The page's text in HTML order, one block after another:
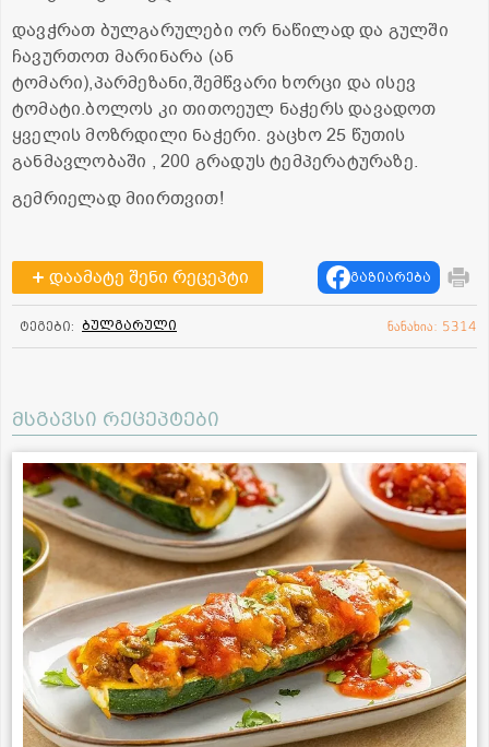
დავჭრათ ბულგარულები ორ ნაწილად და გულში
ჩავურთოთ მარინარა (ან
ტომარი),პარმეზანი,შემწვარი ხორცი და ისევ
ტომატი.ბოლოს კი თითოეულ ნაჭერს დავადოთ
ყველის მოზრდილი ნაჭერი. ვაცხო 25 წუთის
განმავლობაში , 200 გრადუს ტემპერატურაზე.
გემრიელად მიირთვით!
დაამატე შენი რეცეპტი გაზიარება
ტეგები: ბულგარული ნანახია: 5314
მსგავსი რეცეპტები